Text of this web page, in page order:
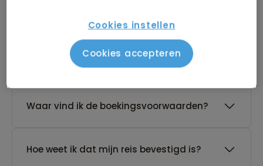
De reis van mijn keuze heeft nog geen
gegarandeerd vertrek. Wat nu?
Waar vind ik de boekingsvoorwaarden?
Hoe weet ik dat mijn reis bevestigd is?
Cookies instellen
Cookies accepteren